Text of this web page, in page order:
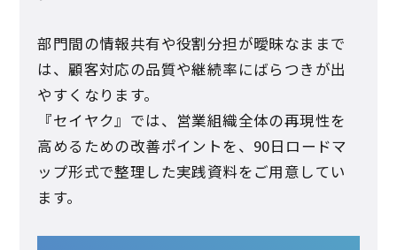
部門間の情報共有や役割分担が曖昧なままで
は、顧客対応の品質や継続率にばらつきが出
やすくなります。
『セイヤク』では、営業組織全体の再現性を
高めるための改善ポイントを、90日ロードマ
ップ形式で整理した実践資料をご用意してい
ます。